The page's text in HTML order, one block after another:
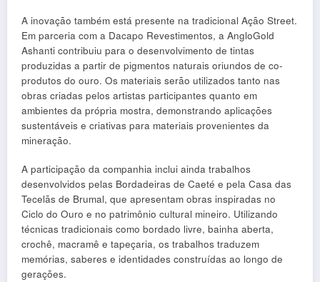
A inovação também está presente na tradicional Ação Street.
Em parceria com a Dacapo Revestimentos, a AngloGold
Ashanti contribuiu para o desenvolvimento de tintas
produzidas a partir de pigmentos naturais oriundos de co-
produtos do ouro. Os materiais serão utilizados tanto nas
obras criadas pelos artistas participantes quanto em
ambientes da própria mostra, demonstrando aplicações
sustentáveis e criativas para materiais provenientes da
mineração.
A participação da companhia inclui ainda trabalhos
desenvolvidos pelas Bordadeiras de Caeté e pela Casa das
Tecelãs de Brumal, que apresentam obras inspiradas no
Ciclo do Ouro e no patrimônio cultural mineiro. Utilizando
técnicas tradicionais como bordado livre, bainha aberta,
crochê, macramê e tapeçaria, os trabalhos traduzem
memórias, saberes e identidades construídas ao longo de
gerações.